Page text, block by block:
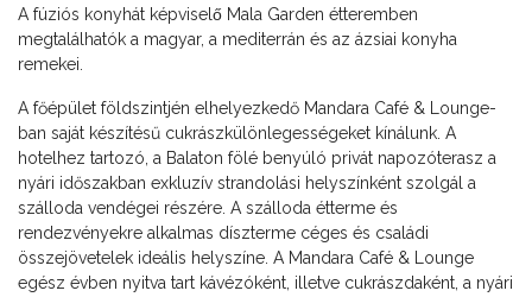
A fúziós konyhát képviselő Mala Garden étteremben
megtalálhatók a magyar, a mediterrán és az ázsiai konyha
remekei.
A főépület földszintjén elhelyezkedő Mandara Café & Lounge-
ban saját készítésű cukrászkülönlegességeket kínálunk. A
hotelhez tartozó, a Balaton fölé benyúló privát napozóterasz a
nyári időszakban exkluzív strandolási helyszínként szolgál a
szálloda vendégei részére. A szálloda étterme és
rendezvényekre alkalmas díszterme céges és családi
összejövetelek ideális helyszíne. A Mandara Café & Lounge
egész évben nyitva tart kávézóként, illetve cukrászdaként, a nyári